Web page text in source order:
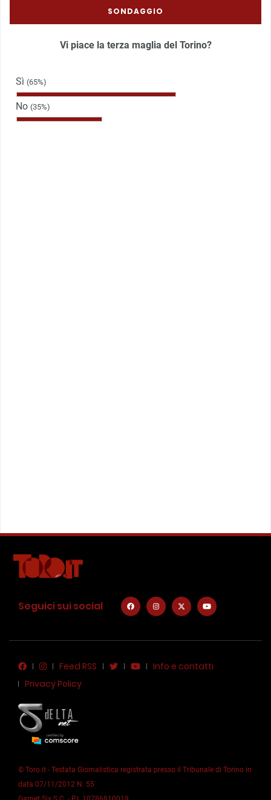
SONDAGGIO
Vi piace la terza maglia del Torino?
Sì (65%)
No (35%)
Seguici sui social
Feed RSS
Info e contatti
Privacy Policy
© Toro.it - Testata Giornalistica registrata presso il Tribunale di Torino in
data 07/11/2012 N. 55